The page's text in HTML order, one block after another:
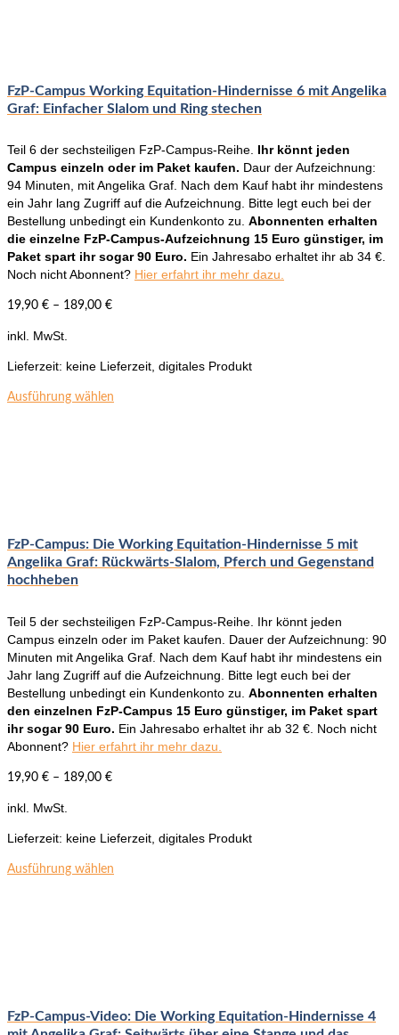
können
auf
gewählt
werden
FzP-Campus Working Equitation-Hindernisse 6 mit Angelika
Graf: Einfacher Slalom und Ring stechen
Teil 6 der sechsteiligen FzP-Campus-Reihe. Ihr könnt jeden
Campus einzeln oder im Paket kaufen. Daur der Aufzeichnung:
94 Minuten, mit Angelika Graf. Nach dem Kauf habt ihr mindestens
ein Jahr lang Zugriff auf die Aufzeichnung. Bitte legt euch bei der
Bestellung unbedingt ein Kundenkonto zu. Abonnenten erhalten
die einzelne FzP-Campus-Aufzeichnung 15 Euro günstiger, im
Paket spart ihr sogar 90 Euro. Ein Jahresabo erhaltet ihr ab 34 €.
Noch nicht Abonnent? Hier erfahrt ihr mehr dazu.
19,90 € – 189,00 €
inkl. MwSt.
Lieferzeit: keine Lieferzeit, digitales Produkt
Ausführung wählen
können
auf
werden
FzP-Campus: Die Working Equitation-Hindernisse 5 mit
Angelika Graf: Rückwärts-Slalom, Pferch und Gegenstand
hochheben
Teil 5 der sechsteiligen FzP-Campus-Reihe. Ihr könnt jeden
Campus einzeln oder im Paket kaufen. Dauer der Aufzeichnung: 90
Minuten mit Angelika Graf. Nach dem Kauf habt ihr mindestens ein
Jahr lang Zugriff auf die Aufzeichnung. Bitte legt euch bei der
Bestellung unbedingt ein Kundenkonto zu. Abonnenten erhalten
den einzelnen FzP-Campus 15 Euro günstiger, im Paket spart
ihr sogar 90 Euro. Ein Jahresabo erhaltet ihr ab 32 €. Noch nicht
Abonnent? Hier erfahrt ihr mehr dazu.
19,90 € – 189,00 €
inkl. MwSt.
Lieferzeit: keine Lieferzeit, digitales Produkt
Ausführung wählen
können
auf
FzP-Campus-Video: Die Working Equitation-Hindernisse 4